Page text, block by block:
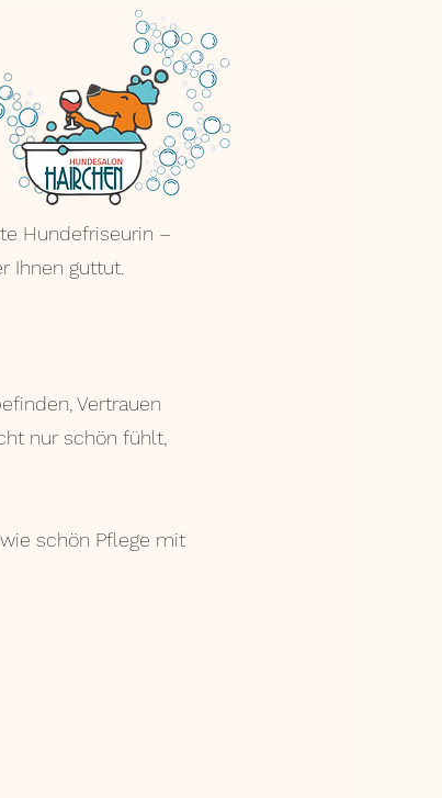
Hundefriseurin –
Ihnen guttut.
Vertrauen
nur schön fühlt,
schön Pflege mit